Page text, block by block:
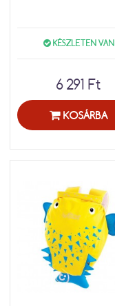
KÉSZLETEN VAN
6 291 Ft
KOSÁRBA